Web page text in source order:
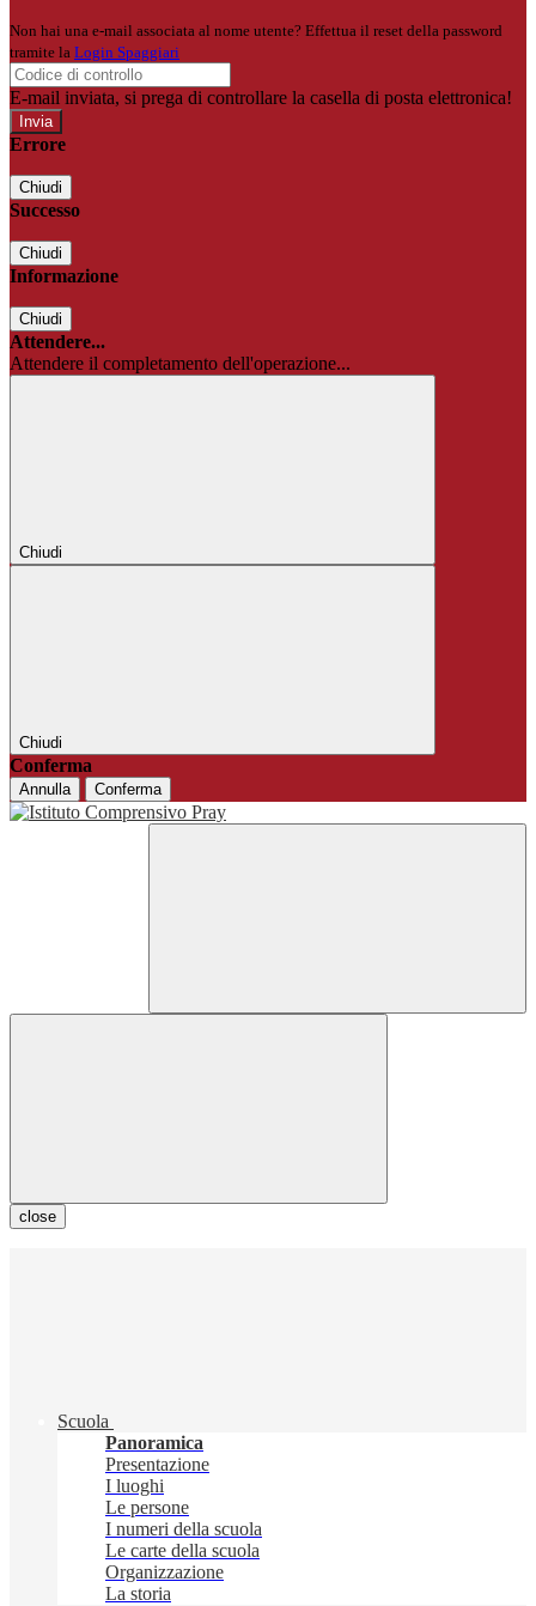
Non hai una e-mail associata al nome utente? Effettua il reset della password
tramite la Login Spaggiari
E-mail inviata, si prega di controllare la casella di posta elettronica!
Errore
Chiudi
Successo
Chiudi
Informazione
Chiudi
Attendere...
Attendere il completamento dell'operazione...
Chiudi
Chiudi
Conferma
Annulla Conferma
close
Scuola
Panoramica
Presentazione
I luoghi
Le persone
I numeri della scuola
Le carte della scuola
Organizzazione
La storia